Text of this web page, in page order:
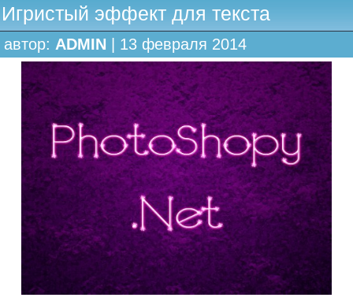
Игристый эффект для текста
автор: ADMIN | 13 февраля 2014